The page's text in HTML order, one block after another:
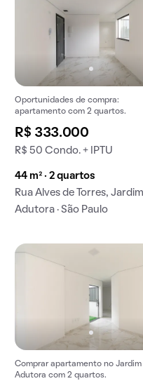
Oportunidades de compra:
apartamento com 2 quartos.
R$ 333.000
R$ 50 Condo. + IPTU
44 m² · 2 quartos
Rua Alves de Torres, Jardim
Adutora · São Paulo
Comprar apartamento no Jardim
Adutora com 2 quartos.